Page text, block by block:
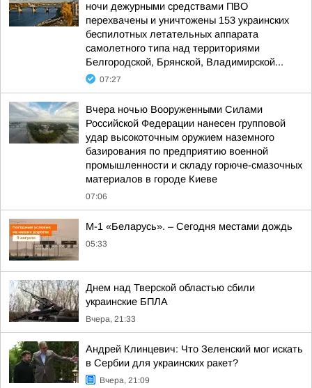
ночи дежурными средствами ПВО
перехвачены и уничтожены 153 украинских
беспилотных летательных аппарата
самолетного типа над территориями
Белгородской, Брянской, Владимирской...
07:27
Вчера ночью Вооруженными Силами
Российской Федерации нанесен групповой
удар высокоточным оружием наземного
базирования по предприятию военной
промышленности и складу горюче-смазочных
материалов в городе Киеве
07:06
М-1 «Беларусь». – Сегодня местами дождь
05:33
Днем над Тверской областью сбили
украинские БПЛА
Вчера, 21:33
Андрей Клинцевич: Что Зеленский мог искать
в Сербии для украинских ракет?
Вчера, 21:09